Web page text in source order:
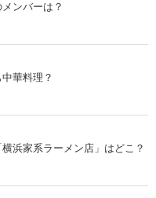
ンバーは？
華料理？
浜家系ラーメン店」はどこ？